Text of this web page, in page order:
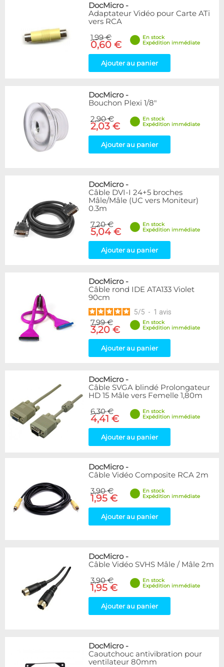
DocMicro-
Adaptateur Vidéo pour Carte ATi
vers RCA
1,99 €
0,60 €
En stock
Expédition immédiate
Ajouter au panier
DocMicro-
Bouchon Plexi 1/8"
2,90 €
2,03 €
En stock
Expédition immédiate
Ajouter au panier
DocMicro-
Câble DVI-I 24+5 broches
Mâle/Mâle (UC vers Moniteur)
0.3m
7,20 €
5,04 €
En stock
Expédition immédiate
Ajouter au panier
DocMicro-
Câble rond IDE ATA133 Violet
90cm
5/5 - 1 avis
7,99 €
3,20 €
En stock
Expédition immédiate
Ajouter au panier
DocMicro-
Câble SVGA blindé Prolongateur
HD 15 Mâle vers Femelle 1,80m
6,30 €
4,41 €
En stock
Expédition immédiate
Ajouter au panier
DocMicro-
Câble Vidéo Composite RCA 2m
3,90 €
1,95 €
En stock
Expédition immédiate
Ajouter au panier
DocMicro-
Câble Vidéo SVHS Mâle / Mâle 2m
3,90 €
1,95 €
En stock
Expédition immédiate
Ajouter au panier
DocMicro-
Caoutchouc antivibration pour
ventilateur 80mm